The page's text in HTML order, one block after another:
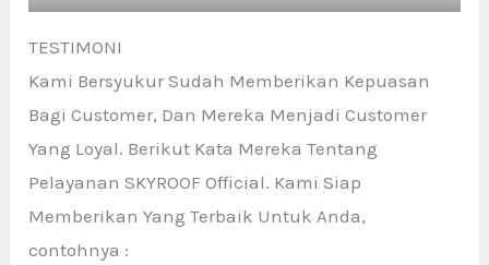
TESTIMONI
Kami Bersyukur Sudah Memberikan Kepuasan
Bagi Customer, Dan Mereka Menjadi Customer
Yang Loyal. Berikut Kata Mereka Tentang
Pelayanan SKYROOF Official. Kami Siap
Memberikan Yang Terbaik Untuk Anda,
contohnya :